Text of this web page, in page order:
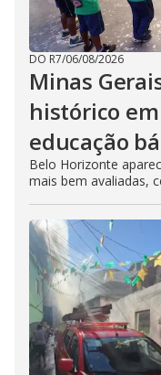
DO R7/06/08/2026
Minas
histórico
educação
Belo Horizonte
mais bem avaliadas,